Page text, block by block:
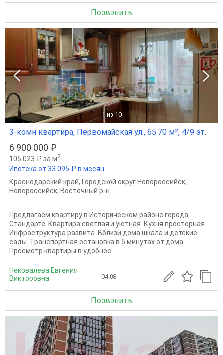
Позвонить
1 из 10
3-комн квартира, Первомайская ул., 65.70 м², 4/9 эт.
6 900 000 ₽
105 023 ₽ за м2
Ипотека от 33 095 ₽ в месяц
Краснодарский край, Городской округ Новороссийск,
Новороссийск, Восточный р-н
Предлагаем квартиру в Историческом районе города
Стандарте. Квартира светлая и уютная. Кухня просторная.
Инфраструктура развита. Вблизи дома шкала и детские
сады. Транспортная остановка в 5 минутах от дома.
Просмотр квартиры в удобное...
Нековалева Евгения
Викторовна
04.08
Позвонить